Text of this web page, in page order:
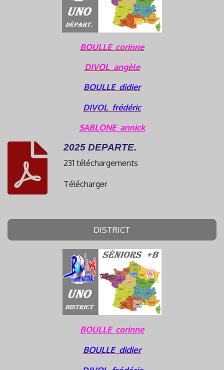
BOULLE corinne
DIVOL angèle
BOULLE didier
DIVOL frédéric
SABLONE annick
2025 DEPARTE.
231 téléchargements
Télécharger
DISTRICT
BOULLE corinne
BOULLE didier